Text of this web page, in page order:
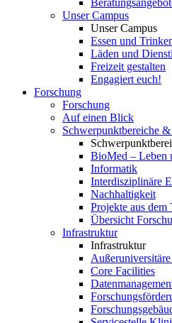
Unser Campus
Unser Campus
Essen und
Läden und
Freizeit gestalten
Engagiert euch!
Forschung
Forschung
Auf einen Blick
Schwerpunktbereiche
BioMed – Leben
Informatik
Interdisziplinäre
Nachhaltigkeit
Projekte aus dem
Übersicht
Infrastruktur
Infrastruktur
Core Facilities